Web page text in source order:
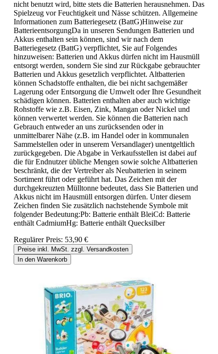
nicht benutzt wird, bitte stets die Batterien herausnehmen. Das
Spielzeug vor Feuchtigkeit und Nässe schützen. Allgemeine
Informationen zum Batteriegesetz (BattG)Hinweise zur
BatterieentsorgungDa in unseren Sendungen Batterien und
Akkus enthalten sein können, sind wir nach dem
Batteriegesetz (BattG) verpflichtet, Sie auf Folgendes
hinzuweisen: Batterien und Akkus dürfen nicht im Hausmüll
entsorgt werden, sondern Sie sind zur Rückgabe gebrauchter
Batterien und Akkus gesetzlich verpflichtet. Altbatterien
können Schadstoffe enthalten, die bei nicht sachgemäßer
Lagerung oder Entsorgung die Umwelt oder Ihre Gesundheit
schädigen können. Batterien enthalten aber auch wichtige
Rohstoffe wie z.B. Eisen, Zink, Mangan oder Nickel und
können verwertet werden. Sie können die Batterien nach
Gebrauch entweder an uns zurücksenden oder in
unmittelbarer Nähe (z.B. im Handel oder in kommunalen
Sammelstellen oder in unserem Versandlager) unentgeltlich
zurückgegeben. Die Abgabe in Verkaufsstellen ist dabei auf
die für Endnutzer übliche Mengen sowie solche Altbatterien
beschränkt, die der Vertreiber als Neubatterien in seinem
Sortiment führt oder geführt hat. Das Zeichen mit der
durchgekreuzten Mülltonne bedeutet, dass Sie Batterien und
Akkus nicht im Hausmüll entsorgen dürfen. Unter diesem
Zeichen finden Sie zusätzlich nachstehende Symbole mit
folgender Bedeutung:Pb: Batterie enthält BleiCd: Batterie
enthält CadmiumHg: Batterie enthält Quecksilber
Regulärer Preis: 53,90 €
Preise inkl. MwSt. zzgl. Versandkosten
In den Warenkorb